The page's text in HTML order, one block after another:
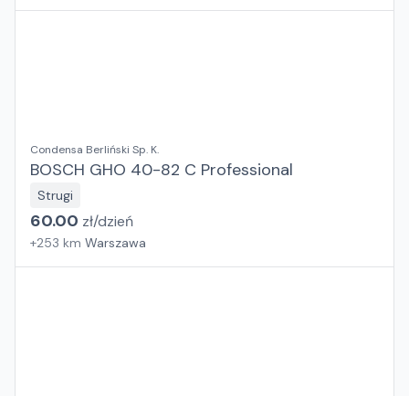
Condensa Berliński Sp. K.
BOSCH GHO 40-82 C Professional
Strugi
60.00 zł/dzień
+253 km Warszawa